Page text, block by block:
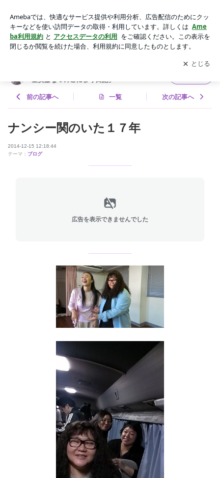
イプル超合金安藤なつのごにょり日記」
アプリをダウンロードして ブログの更新通知
を受け取りまし
ょう。
開く
金安藤なつのごにょり日記」
前の記事へ 一覧 次の記事へ
ナンシー関のいた１７年
2014-12-15 12:18:44
テーマ： ブログ
広告を表示できませんでした